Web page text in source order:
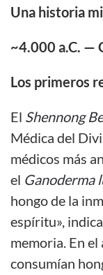
Una historia
~4.000 a.C. —
Los primeros
El Shennong
Médica del
médicos más
el Ganoderma
hongo de la
espíritu»,
memoria. En
consumían